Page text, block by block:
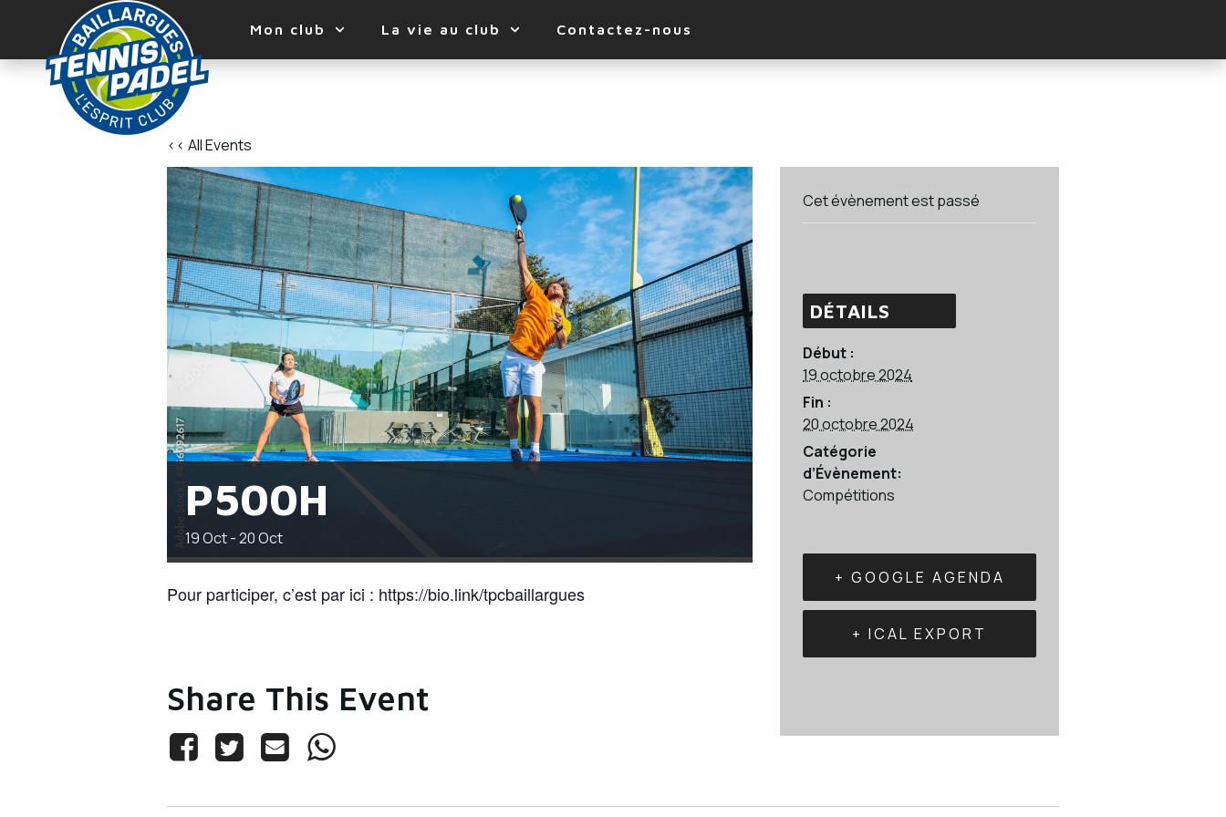
Mon club La vie au club Contactez-nous
<< All Events
P500H
19Oct-20Oct
Pour participer, c’est par ici : https://bio.link/tpcbaillargues
Share This Event
Cet évènement est passé
DÉTAILS
Début :
19 octobre 2024
Fin :
20 octobre 2024
Catégorie
d’Évènement:
Compétitions
+ GOOGLE AGENDA
+ ICAL EXPORT